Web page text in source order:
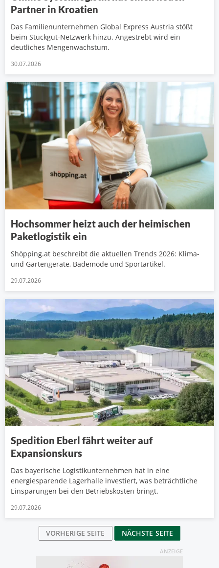
Partner in Kroatien
Das Familienunternehmen Global Express Austria stößt
beim Stückgut-Netzwerk hinzu. Angestrebt wird ein
deutliches Mengenwachstum.
30.07.2026
Hochsommer heizt auch der heimischen
Paketlogistik ein
Shöpping.at beschreibt die aktuellen Trends 2026: Klima-
und Gartengeräte, Bademode und Sportartikel.
29.07.2026
Spedition Eberl fährt weiter auf
Expansionskurs
Das bayerische Logistikunternehmen hat in eine
energiesparende Lagerhalle investiert, was beträchtliche
Einsparungen bei den Betriebskosten bringt.
29.07.2026
VORHERIGE SEITE NÄCHSTE SEITE
ANZEIGE